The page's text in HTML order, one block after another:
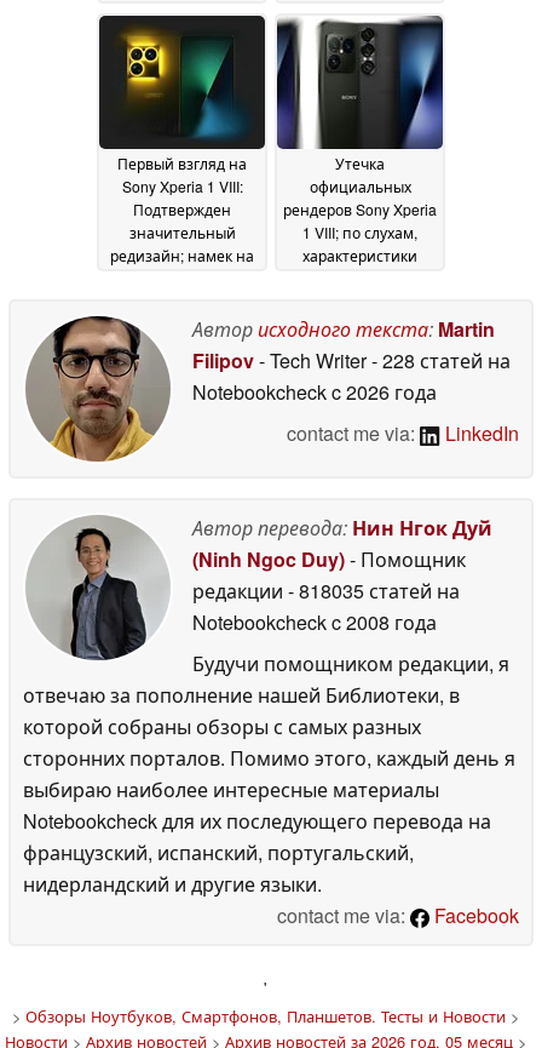
WH1000XM6 с
предварительными
заказами
06 May 2026
Snapdragon 8 Elite
Gen 5, но только 12
ГБ ОЗУ 06 May 2026
Первый взгляд на
Sony Xperia 1 VIII:
Подтвержден
значительный
редизайн; намек на
аккумулятора24 April
Утечка
официальных
рендеров Sony Xperia
1 VIII; по слухам,
характеристики
камеру 18 April 2026
Авторисходного текста: Martin
Filipov- Tech Writer- 228 статей на
Notebookcheckc 2026 года
contact me via:
LinkedIn
Автор перевода: Нин Нгок Дуй
(Ninh Ngoc Duy)- Помощник
редакции - 818035 статей на
Notebookcheckc 2008 года
Будучи помощником редакции, я
отвечаю за пополнение нашей Библиотеки, в
которой собраны обзоры с самых разных
сторонних порталов. Помимо этого, каждый день я
выбираю наиболее интересные материалы
Notebookcheck для их последующего перевода на
французский, испанский, португальский,
нидерландский и другие языки.
contact me via:
Facebook
'
> Обзоры Ноутбуков, Смартфонов, Планшетов. Тесты и Новости>
Новости> Архив новостей> Архив новостей за 2026 год, 05 месяц >